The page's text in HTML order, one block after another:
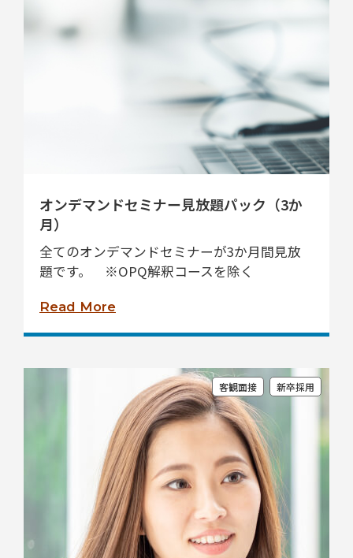
オンデマンドセミナー見放題パック（3か
月）
全てのオンデマンドセミナーが3か月間見放
題です。 ※OPQ解釈コースを除く
Read More
客観面接 新卒採用